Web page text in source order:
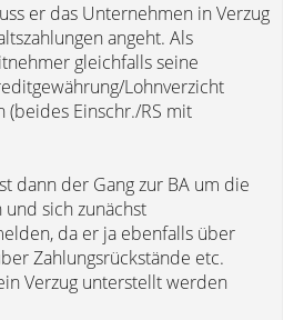
er das Unternehmen in Verzug
angeht. Als
gleichfalls seine
Lohnverzicht
Einschr./RS mit
dann der Gang zur BA um die
und sich zunächst
da er ja ebenfalls über
Zahlungsrückstände etc.
Verzug unterstellt werden